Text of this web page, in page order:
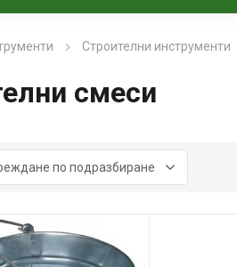
Строителни инструменти
смеси